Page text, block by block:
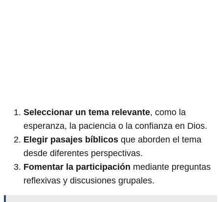
Seleccionar un tema relevante, como la
esperanza, la paciencia o la confianza en Dios.
Elegir pasajes bíblicos que aborden el tema
desde diferentes perspectivas.
Fomentar la participación mediante preguntas
reflexivas y discusiones grupales.